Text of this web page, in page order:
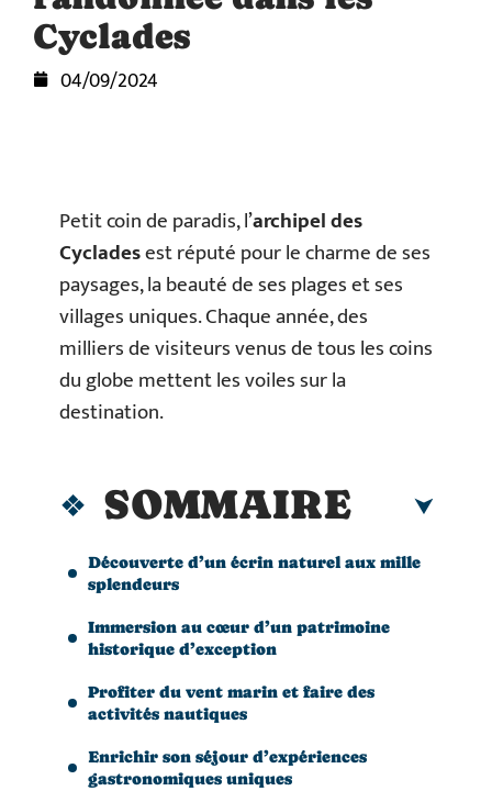
Cyclades
04/09/2024
Petit coin de paradis, l’archipel des
Cycladesest réputé pour le charme de ses
paysages, la beauté de ses plages et ses
villages uniques. Chaque année, des
milliers de visiteurs venus de tous les coins
du globe mettent les voiles sur la
destination.
SOMMAIRE
Découverte d’un écrin naturel aux mille
splendeurs
Immersion au cœur d’un patrimoine
historique d’exception
Profiter du vent marin et faire des
activités nautiques
Enrichir son séjour d’expériences
gastronomiques uniques